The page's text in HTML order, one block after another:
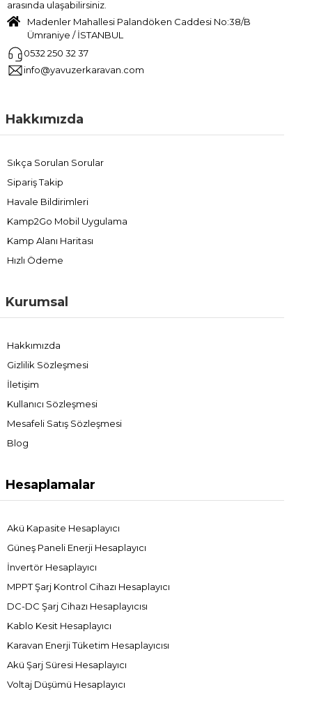
arasında ulaşabilirsiniz.
Madenler Mahallesi Palandöken Caddesi No:38/B
Ümraniye / İSTANBUL
0532 250 32 37
info@yavuzerkaravan.com
Hakkımızda
Sıkça Sorulan Sorular
Sipariş Takip
Havale Bildirimleri
Kamp2Go Mobil Uygulama
Kamp Alanı Haritası
Hızlı Ödeme
Kurumsal
Hakkımızda
Gizlilik Sözleşmesi
İletişim
Kullanıcı Sözleşmesi
Mesafeli Satış Sözleşmesi
Blog
Hesaplamalar
Akü Kapasite Hesaplayıcı
Güneş Paneli Enerji Hesaplayıcı
İnvertör Hesaplayıcı
MPPT Şarj Kontrol Cihazı Hesaplayıcı
DC-DC Şarj Cihazı Hesaplayıcısı
Kablo Kesit Hesaplayıcı
Karavan Enerji Tüketim Hesaplayıcısı
Akü Şarj Süresi Hesaplayıcı
Voltaj Düşümü Hesaplayıcı